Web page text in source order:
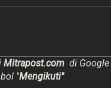
Mitrapost.com di Google
"Mengikuti"